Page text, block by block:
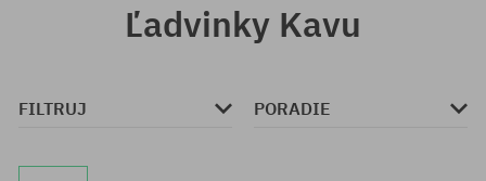
Ľadvinky Kavu
FILTRUJ PORADIE